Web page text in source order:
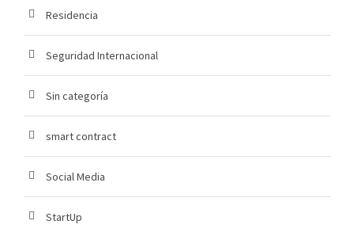
Residencia
Seguridad Internacional
Sin categoría
smart contract
Social Media
StartUp